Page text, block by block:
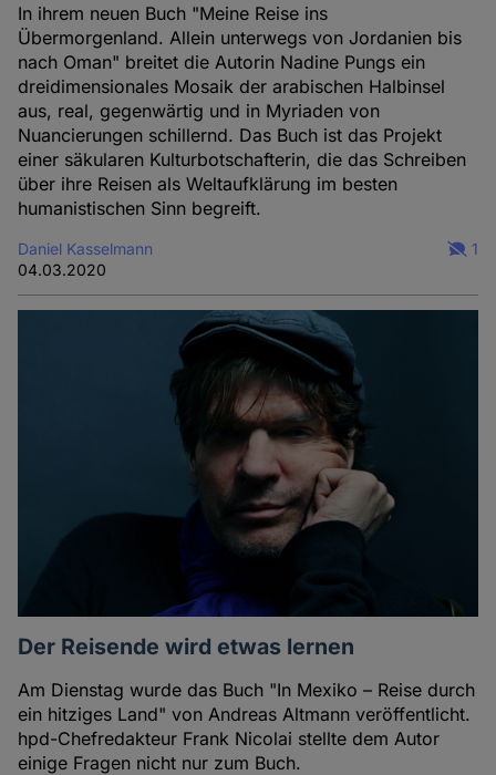
In ihrem neuen Buch "Meine Reise ins
Übermorgenland. Allein unterwegs von Jordanien bis
nach Oman" breitet die Autorin Nadine Pungs ein
dreidimensionales Mosaik der arabischen Halbinsel
aus, real, gegenwärtig und in Myriaden von
Nuancierungen schillernd. Das Buch ist das Projekt
einer säkularen Kulturbotschafterin, die das Schreiben
über ihre Reisen als Weltaufklärung im besten
humanistischen Sinn begreift.
Daniel Kasselmann
04.03.2020
1
Der Reisende wird etwas lernen
Am Dienstag wurde das Buch "In Mexiko – Reise durch
ein hitziges Land" von Andreas Altmann veröffentlicht.
hpd-Chefredakteur Frank Nicolai stellte dem Autor
einige Fragen nicht nur zum Buch.